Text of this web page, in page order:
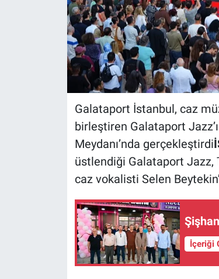
Galataport İstanbul, caz
birleştiren Galataport
Meydanı’nda gerçekleştirdi
üstlendiği Galataport Jazz,
caz vokalisti Selen
İçeriği